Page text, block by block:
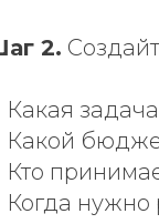
2.
Какая
Какой
Кто
Когда